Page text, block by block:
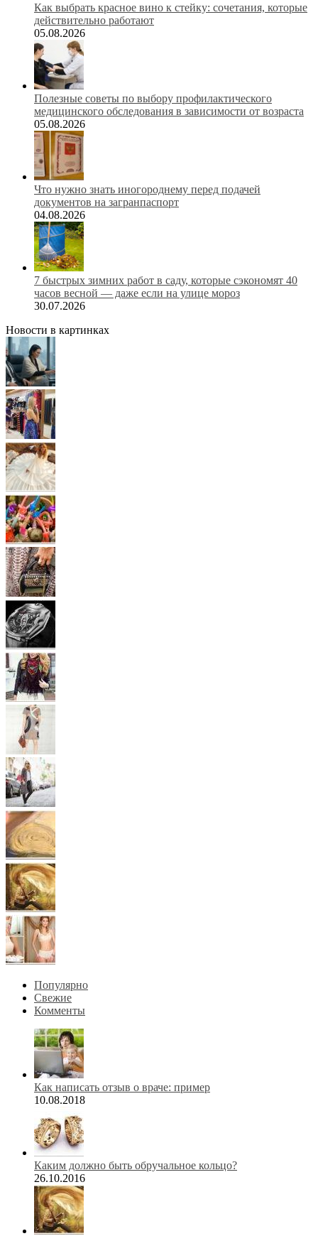
Как выбрать красное вино к стейку: сочетания, которые
действительно работают
05.08.2026
Полезные советы по выбору профилактического
медицинского обследования в зависимости от возраста
05.08.2026
Что нужно знать иногороднему перед подачей
документов на загранпаспорт
04.08.2026
7 быстрых зимних работ в саду, которые сэкономят 40
часов весной — даже если на улице мороз
30.07.2026
Новости в картинках
Популярно
Свежие
Комменты
Как написать отзыв о враче: пример
10.08.2018
Каким должно быть обручальное кольцо?
26.10.2016